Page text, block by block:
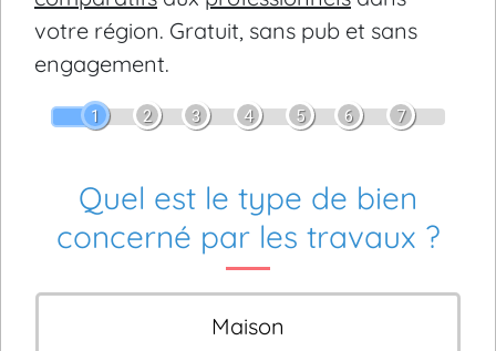
votre région. Gratuit, sans pub et sans
engagement.
1 2 3 4 5 6 7
Quel est le type de bien
concerné par les travaux ?
Maison